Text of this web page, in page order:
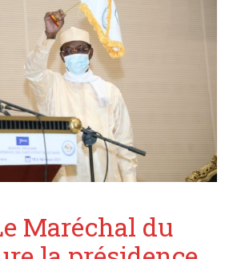
Tchad
de
Maréchal du